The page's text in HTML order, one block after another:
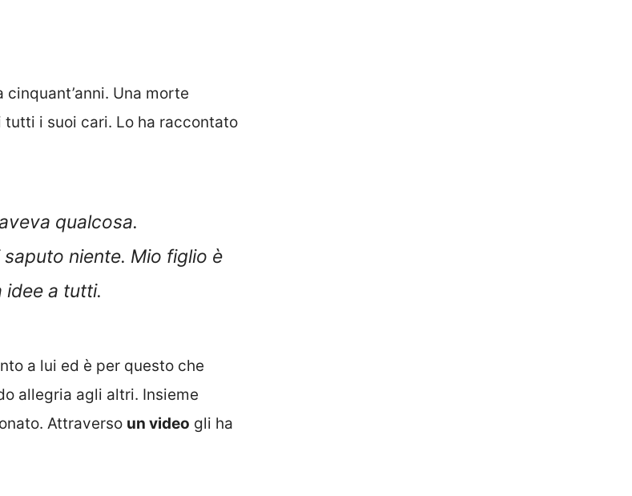
cinquant’anni. Una morte
i suoi cari. Lo ha raccontato
qualcosa.
niente. Mio figlio è
a tutti.
a lui ed è per questo che
allegria agli altri. Insieme
Attraverso un video gli ha